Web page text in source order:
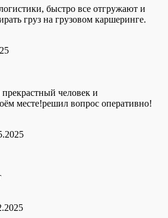
быстро все отгружают и
груз на грузовом каршеринге.
человек и
месте!решил вопрос оперативно!